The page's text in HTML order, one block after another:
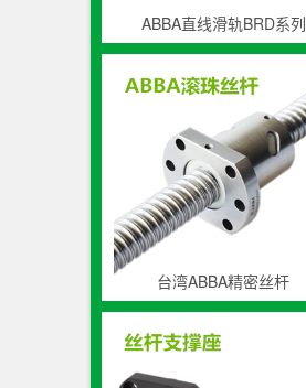
ABBA直线滑轨BRD系列
台湾ABBA精密丝杆